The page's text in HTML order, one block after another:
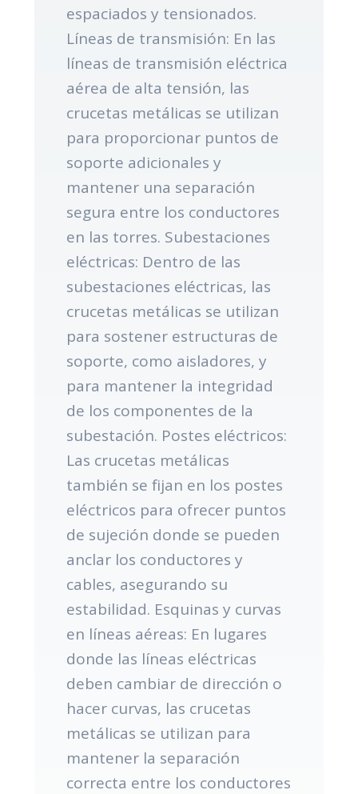
espaciados y tensionados.
Líneas de transmisión: En las
líneas de transmisión eléctrica
aérea de alta tensión, las
crucetas metálicas se utilizan
para proporcionar puntos de
soporte adicionales y
mantener una separación
segura entre los conductores
en las torres. Subestaciones
eléctricas: Dentro de las
subestaciones eléctricas, las
crucetas metálicas se utilizan
para sostener estructuras de
soporte, como aisladores, y
para mantener la integridad
de los componentes de la
subestación. Postes eléctricos:
Las crucetas metálicas
también se fijan en los postes
eléctricos para ofrecer puntos
de sujeción donde se pueden
anclar los conductores y
cables, asegurando su
estabilidad. Esquinas y curvas
en líneas aéreas: En lugares
donde las líneas eléctricas
deben cambiar de dirección o
hacer curvas, las crucetas
metálicas se utilizan para
mantener la separación
correcta entre los conductores